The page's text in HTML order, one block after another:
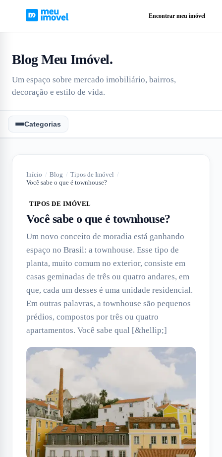
Encontrar meu imóvel
Blog Meu Imóvel.
Um espaço sobre mercado imobiliário, bairros,
decoração e estilo de vida.
Categorias
Início / Blog / Tipos de Imóvel /
Você sabe o que é townhouse?
TIPOS DE IMÓVEL
Você sabe o que é townhouse?
Um novo conceito de moradia está ganhando
espaço no Brasil: a townhouse. Esse tipo de
planta, muito comum no exterior, consiste em
casas geminadas de três ou quatro andares, em
que, cada um desses é uma unidade residencial.
Em outras palavras, a townhouse são pequenos
prédios, compostos por três ou quatro
apartamentos. Você sabe qual [&hellip;]